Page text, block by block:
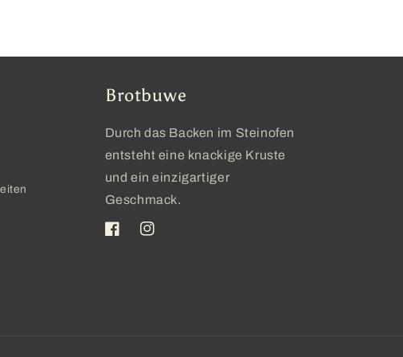
Brotbuwe
Durch das Backen im Steinofen
entsteht eine knackige Kruste
und ein einzigartiger
Geschmack.
FacebookInstagram